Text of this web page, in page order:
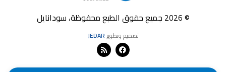
© 2026 جميع حقوق الطبع محفوظة، سودانايل
تصميم وتطويرJEDAR